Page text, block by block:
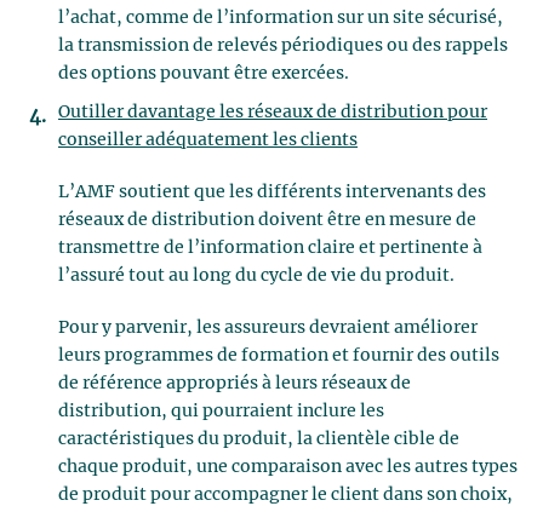
l’achat, comme de l’information sur un site sécurisé,
la transmission de relevés périodiques ou des rappels
des options pouvant être exercées.
Outiller davantage les réseaux de distribution pour
conseiller adéquatement les clients
L’AMF soutient que les différents intervenants des
réseaux de distribution doivent être en mesure de
transmettre de l’information claire et pertinente à
l’assuré tout au long du cycle de vie du produit.
Pour y parvenir, les assureurs devraient améliorer
leurs programmes de formation et fournir des outils
de référence appropriés à leurs réseaux de
distribution, qui pourraient inclure les
caractéristiques du produit, la clientèle cible de
chaque produit, une comparaison avec les autres types
de produit pour accompagner le client dans son choix,